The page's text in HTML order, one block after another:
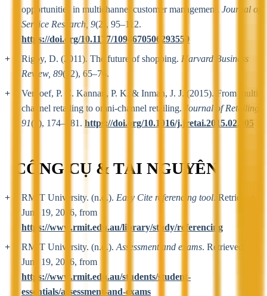
opportunities in multichannel customer management. Journal of
Service Research, 9(2), 95–112.
https://doi.org/10.1177/1094670506293559
Rigby, D. (2011). The future of shopping. Harvard Business
Review, 89(12), 65–76.
Verhoef, P. C. Kannan, P. K. & Inman, J. J. (2015). From multi-
channel retailing to omni-channel retailing. Journal of Retailing,
91(2), 174–181. https://doi.org/10.1016/j.jretai.2015.02.005
CÔNG CỤ & TÀI NGUYÊN
RMIT University. (n.d.). Easy Cite referencing tool. Retrieved
June 19, 2026, from
https://www.rmit.edu.au/library/study/referencing
RMIT University. (n.d.). Assessment and exams. Retrieved
June 19, 2026, from
https://www.rmit.edu.au/students/student-
essentials/assessment-and-exams